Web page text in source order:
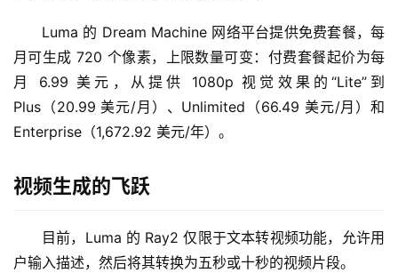
Luma 的 Dream Machine 网络平台提供免费套餐，每
月可生成 720 个像素，上限数量可变：付费套餐起价为每
月 6.99 美元，从提供 1080p 视觉效果的“Lite”到
Plus（20.99 美元/月）、Unlimited（66.49 美元/月）和
Enterprise（1,672.92 美元/年）。
视频生成的飞跃
目前，Luma 的 Ray2 仅限于文本转视频功能，允许用
户输入描述，然后将其转换为五秒或十秒的视频片段。